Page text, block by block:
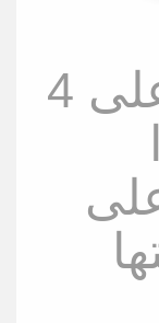
جدة.. القبض على 4